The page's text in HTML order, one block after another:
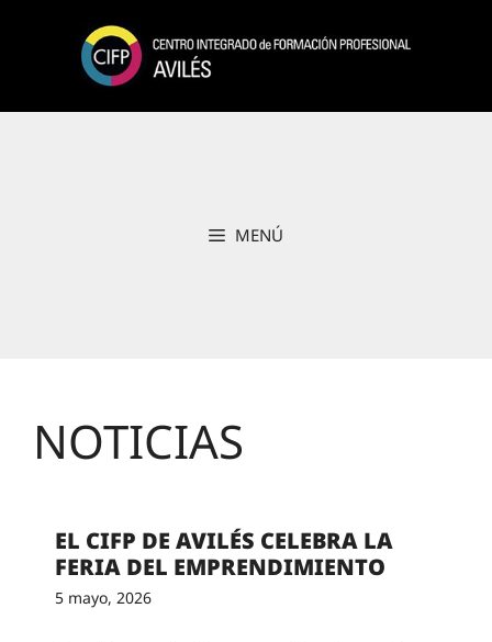
contenido
MENÚ
NOTICIAS
EL CIFP DE AVILÉS CELEBRA LA
FERIA DEL EMPRENDIMIENTO
5 mayo, 2026